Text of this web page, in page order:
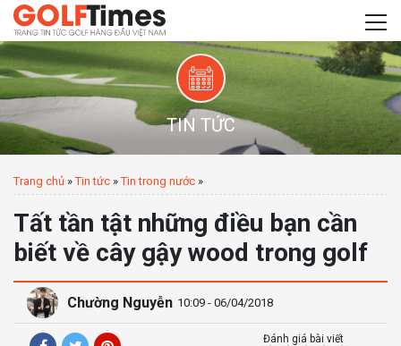
TIN TỨC
Trang chủ »Tin tức »Tin trong nước »
Tất tần tật những điều bạn cần
biết về cây gậy wood trong golf
Chường Nguyễn 10:09 - 06/04/2018
Đánh giá bài viết